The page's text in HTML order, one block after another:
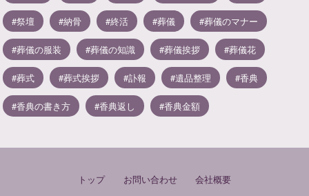
祭壇 納骨 終活 葬儀 葬儀のマナー
葬儀の服装 葬儀の知識 葬儀挨拶 葬儀花
葬式 葬式挨拶 訃報 遺品整理 香典
香典の書き方 香典返し 香典金額
トップ お問い合わせ 会社概要